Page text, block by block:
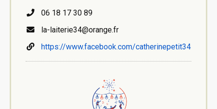
06 18 17 30 89
la-laiterie34@orange.fr
https://www.facebook.com/catherinepetit34